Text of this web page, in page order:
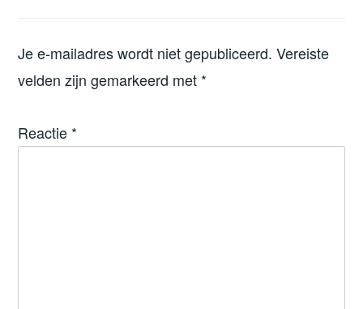
Je e-mailadres wordt niet gepubliceerd. Vereiste
velden zijn gemarkeerd met *
Reactie *